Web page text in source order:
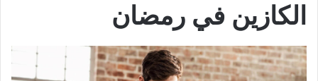
الكازين في رمضان